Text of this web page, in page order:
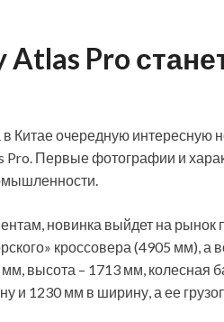
Pro
Китае очередную интересную
Pro. Первые фотографии и
новинка выйдет на рынок
кроссовера (4905 мм), а
высота – 1713 мм, колесная
и 1230 мм в ширину, а ее